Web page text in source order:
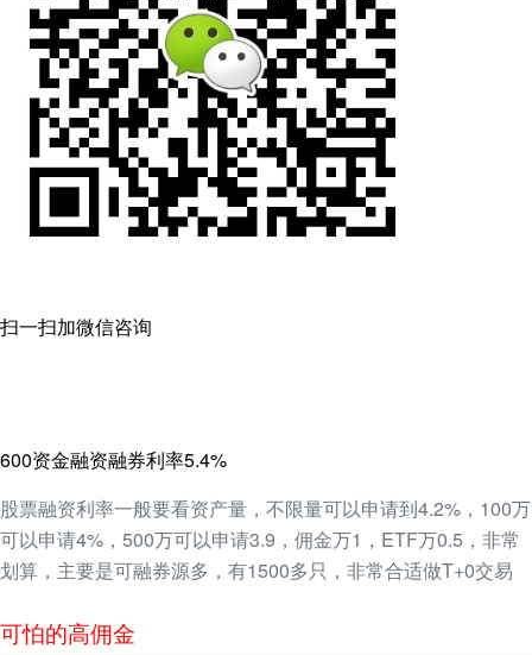
扫一扫加微信咨询
600资金融资融券利率5.4%
股票融资利率一般要看资产量，不限量可以申请到4.2%，100万
可以申请4%，500万可以申请3.9，佣金万1，ETF万0.5，非常
划算，主要是可融券源多，有1500多只，非常合适做T+0交易
可怕的高佣金